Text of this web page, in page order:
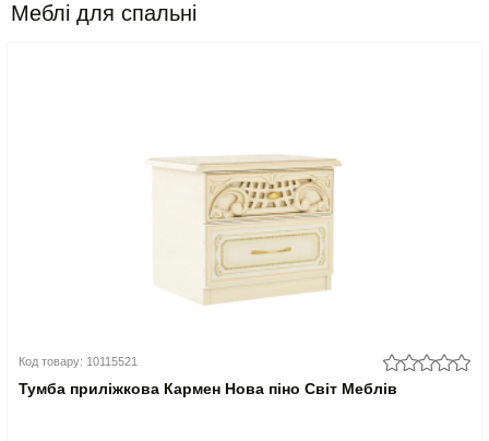
Меблі для спальні
Код товару: 10115521
Тумба приліжкова Кармен Нова піно Світ Меблів